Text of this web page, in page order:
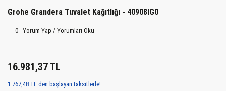
Grohe Grandera Tuvalet Kağıtlığı - 40908IG0
0 - Yorum Yap / Yorumları Oku
16.981,37 TL
1.767,48 TL den başlayan taksitlerle!